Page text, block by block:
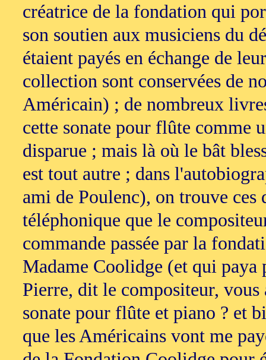
créatrice de la fondation qui
son soutien aux musiciens du
étaient payés en échange de
collection sont conservées de
Américain) ; de nombreux
cette sonate pour flûte comme
disparue ; mais là où le bât
est tout autre ; dans
ami de Poulenc), on trouve ces
téléphonique que le
commande passée par la
Madame Coolidge (et qui
Pierre, dit le compositeur,
sonate pour flûte et piano ? et
que les Américains vont me